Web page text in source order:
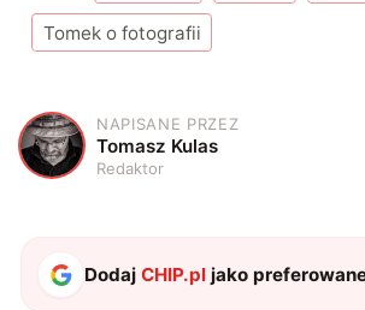
Tomek o fotografii
T
NAPISANE PRZEZ
Tomasz Kulas
Redaktor
DodajCHIP.pl jako